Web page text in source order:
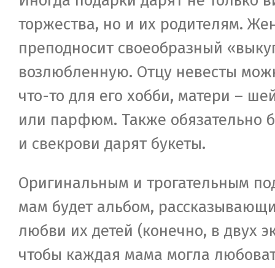
торжества, но и их родителям.
преподносит своеобразный
возлюбленную. Отцу невесты
что-то для его хобби, матери –
или парфюм. Также обязательно
и свекрови дарят букеты.
Оригинальным и трогательным
мам будет альбом,
любви их детей (конечно, в двух
чтобы каждая мама могла